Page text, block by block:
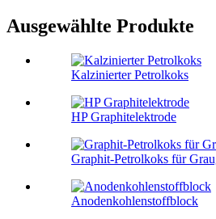
Ausgewählte Produkte
Kalzinierter Petrolkoks
HP Graphitelektrode
Graphit-Petrolkoks für
Anodenkohlenstoffblock